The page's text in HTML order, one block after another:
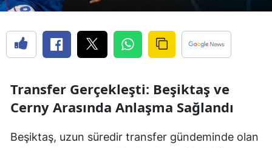
Transfer Gerçekleşti: Beşiktaş ve
Cerny Arasında Anlaşma Sağlandı
Beşiktaş, uzun süredir transfer gündeminde olan